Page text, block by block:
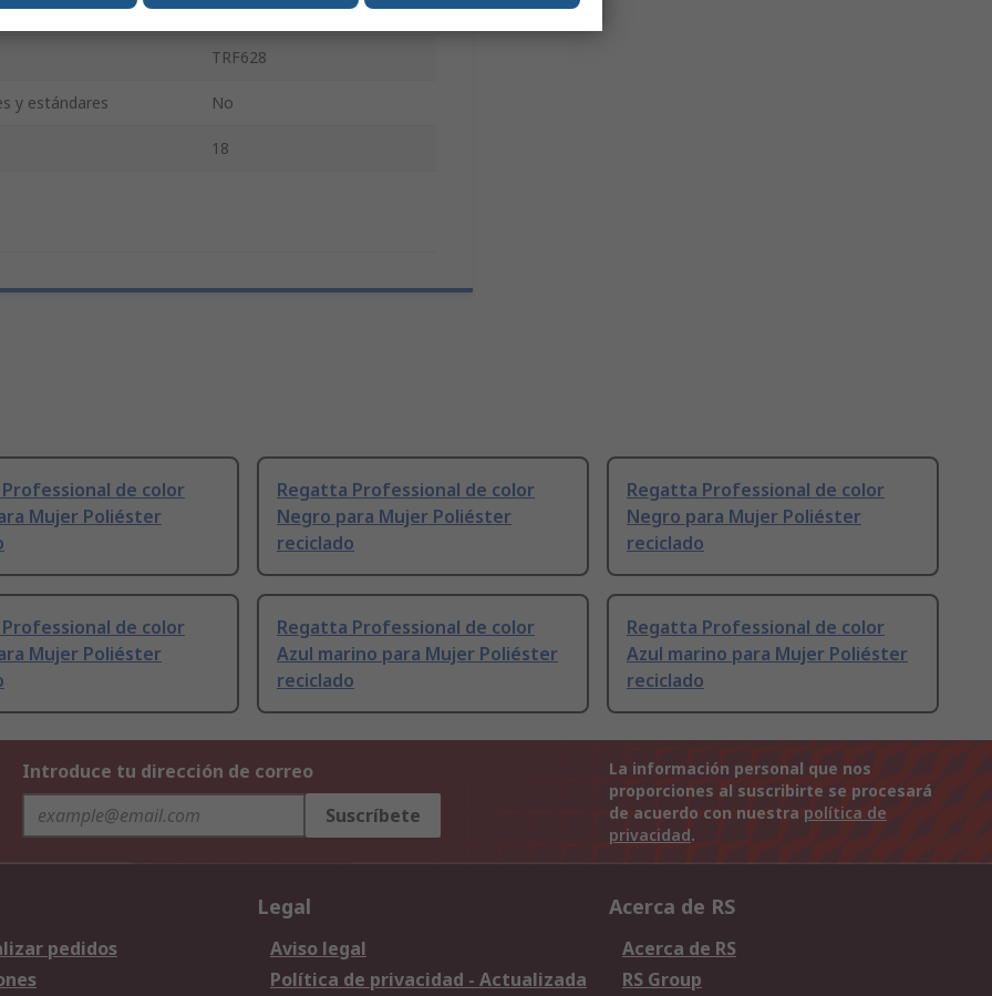
12
TRF628
y estándares No
18
de color
Mujer Poliéster
Regatta Professional de color
Negro para Mujer Poliéster
reciclado
Regatta Professional de color
Negro para Mujer Poliéster
reciclado
de color
Mujer Poliéster
Regatta Professional de color
Azul marino para Mujer Poliéster
reciclado
Regatta Professional de color
Azul marino para Mujer Poliéster
reciclado
Introduce tu dirección de correo
Suscríbete
La información personal que nos
proporciones al suscribirte se procesará
de acuerdo con nuestra política de
privacidad.
pedidos
Legal
Aviso legal
Política de privacidad - Actualizada
Acerca de RS
Acerca de RS
RS Group